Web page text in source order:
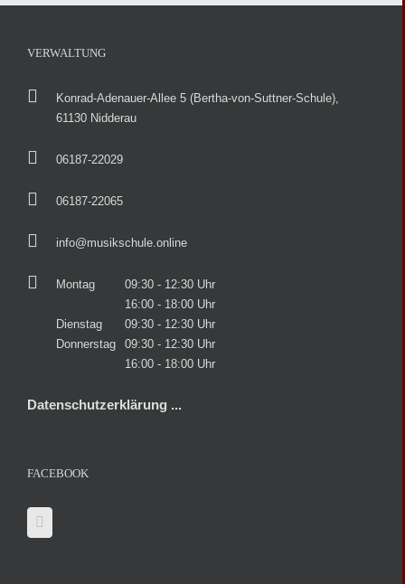
VERWALTUNG
Konrad-Adenauer-Allee 5 (Bertha-von-Suttner-Schule),
61130 Nidderau
06187-22029
06187-22065
info@musikschule.online
Montag
09:30 - 12:30 Uhr
16:00 - 18:00 Uhr
Dienstag
09:30 - 12:30 Uhr
Donnerstag
09:30 - 12:30 Uhr
16:00 - 18:00 Uhr
Datenschutzerklärung ...
FACEBOOK